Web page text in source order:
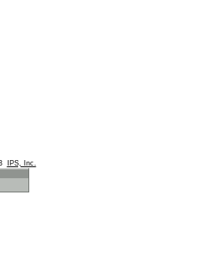
IPS, Inc.